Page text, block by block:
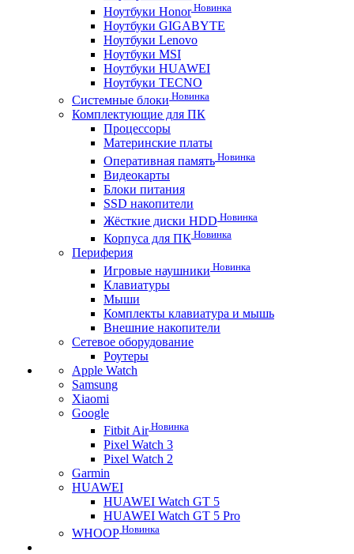
Ноутбуки HonorНовинка
Ноутбуки GIGABYTE
Ноутбуки Lenovo
Ноутбуки MSI
Ноутбуки HUAWEI
Ноутбуки TECNO
Системные блоки Новинка
Комплектующие для ПК
Процессоры
Материнские платы
Оперативная память Новинка
Видеокарты
Блоки питания
SSD накопители
Жёсткие диски HDD Новинка
Корпуса для ПК Новинка
Периферия
Игровые наушники Новинка
Клавиатуры
Мыши
Комплекты клавиатура и мышь
Внешние накопители
Сетевое оборудование
Роутеры
Apple Watch
Samsung
Xiaomi
Google
Fitbit AirНовинка
Pixel Watch 3
Pixel Watch 2
Garmin
HUAWEI
HUAWEI Watch GT 5
HUAWEI Watch GT 5 Pro
WHOOP Новинка